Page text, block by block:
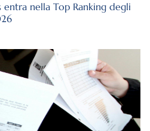
entra nella Top Ranking degli